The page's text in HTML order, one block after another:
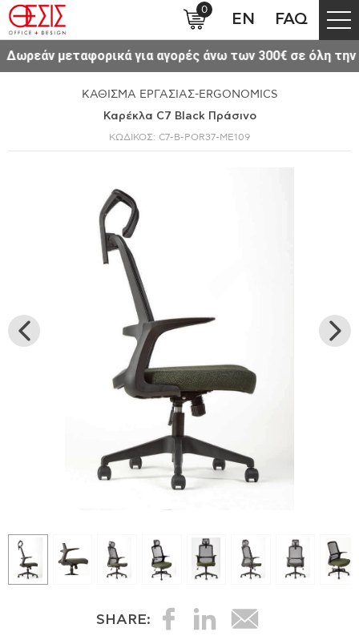
για αγορές άνω των 300€ σε όλη την Ελλάδα.
ΚΑΘΙΣΜΑ ΕΡΓΑΣΙΑΣ-ERGONOMICS
Καρέκλα C7 Black Πράσινο
ΚΩΔΙΚΟΣ: C7-B-POR37-ME109
SHARE:
0
EN FAQ